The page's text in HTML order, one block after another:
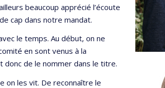
beaucoup apprécié l’écoute
cap dans notre mandat.
le temps. Au début, on ne
en sont venus à la
donc de le nommer dans le titre.
on les vit. De reconnaître le